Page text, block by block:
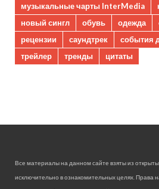
музыкальные чарты InterMedia
новый сингл
обувь одежда
рецензии
саундтрек события
трейлер
тренды цитаты
Все материалы на данном сайте взяты из
исключительно в ознакомительных целях. Права